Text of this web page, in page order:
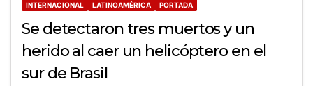
INTERNACIONAL LATINOAMÉRICA PORTADA
Se detectaron tres muertos y un
herido al caer un helicóptero en el
sur de Brasil